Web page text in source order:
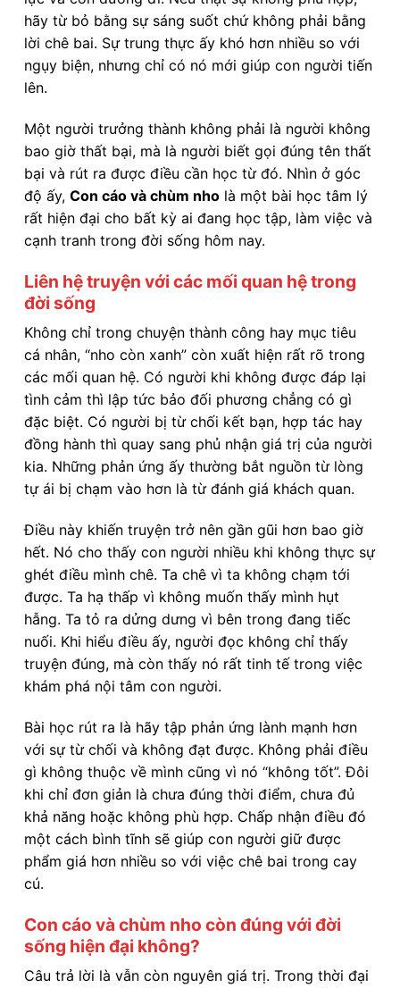
hãy từ bỏ bằng sự sáng suốt chứ không phải bằng
lời chê bai. Sự trung thực ấy khó hơn nhiều so với
ngụy biện, nhưng chỉ có nó mới giúp con người tiến
lên.
Một người trưởng thành không phải là người không
bao giờ thất bại, mà là người biết gọi đúng tên thất
bại và rút ra được điều cần học từ đó. Nhìn ở góc
độ ấy, Con cáo và chùm nho là một bài học tâm lý
rất hiện đại cho bất kỳ ai đang học tập, làm việc và
cạnh tranh trong đời sống hôm nay.
Liên hệ truyện với các mối quan hệ trong
đời sống
Không chỉ trong chuyện thành công hay mục tiêu
cá nhân, “nho còn xanh” còn xuất hiện rất rõ trong
các mối quan hệ. Có người khi không được đáp lại
tình cảm thì lập tức bảo đối phương chẳng có gì
đặc biệt. Có người bị từ chối kết bạn, hợp tác hay
đồng hành thì quay sang phủ nhận giá trị của người
kia. Những phản ứng ấy thường bắt nguồn từ lòng
tự ái bị chạm vào hơn là từ đánh giá khách quan.
Điều này khiến truyện trở nên gần gũi hơn bao giờ
hết. Nó cho thấy con người nhiều khi không thực sự
ghét điều mình chê. Ta chê vì ta không chạm tới
được. Ta hạ thấp vì không muốn thấy mình hụt
hẫng. Ta tỏ ra dửng dưng vì bên trong đang tiếc
nuối. Khi hiểu điều ấy, người đọc không chỉ thấy
truyện đúng, mà còn thấy nó rất tinh tế trong việc
khám phá nội tâm con người.
Bài học rút ra là hãy tập phản ứng lành mạnh hơn
với sự từ chối và không đạt được. Không phải điều
gì không thuộc về mình cũng vì nó “không tốt”. Đôi
khi chỉ đơn giản là chưa đúng thời điểm, chưa đủ
khả năng hoặc không phù hợp. Chấp nhận điều đó
một cách bình tĩnh sẽ giúp con người giữ được
phẩm giá hơn nhiều so với việc chê bai trong cay
cú.
Con cáo và chùm nho còn đúng với đời
sống hiện đại không?
Câu trả lời là vẫn còn nguyên giá trị. Trong thời đại